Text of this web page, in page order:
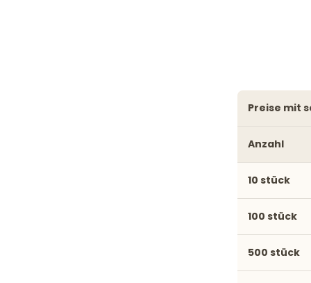
preise mit
Anzahl
10 stück
100 stück
500 stück